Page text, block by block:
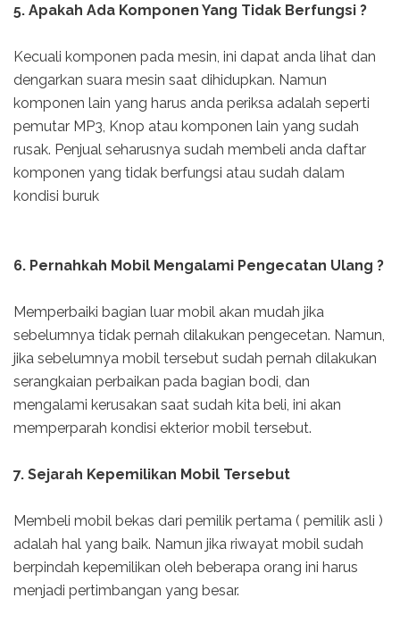
5. Apakah Ada Komponen Yang Tidak Berfungsi ?
Kecuali komponen pada mesin, ini dapat anda lihat dan
dengarkan suara mesin saat dihidupkan. Namun
komponen lain yang harus anda periksa adalah seperti
pemutar MP3, Knop atau komponen lain yang sudah
rusak. Penjual seharusnya sudah membeli anda daftar
komponen yang tidak berfungsi atau sudah dalam
kondisi buruk
6. Pernahkah Mobil Mengalami Pengecatan Ulang ?
Memperbaiki bagian luar mobil akan mudah jika
sebelumnya tidak pernah dilakukan pengecetan. Namun,
jika sebelumnya mobil tersebut sudah pernah dilakukan
serangkaian perbaikan pada bagian bodi, dan
mengalami kerusakan saat sudah kita beli, ini akan
memperparah kondisi ekterior mobil tersebut.
7. Sejarah Kepemilikan Mobil Tersebut
Membeli mobil bekas dari pemilik pertama ( pemilik asli )
adalah hal yang baik. Namun jika riwayat mobil sudah
berpindah kepemilikan oleh beberapa orang ini harus
menjadi pertimbangan yang besar.